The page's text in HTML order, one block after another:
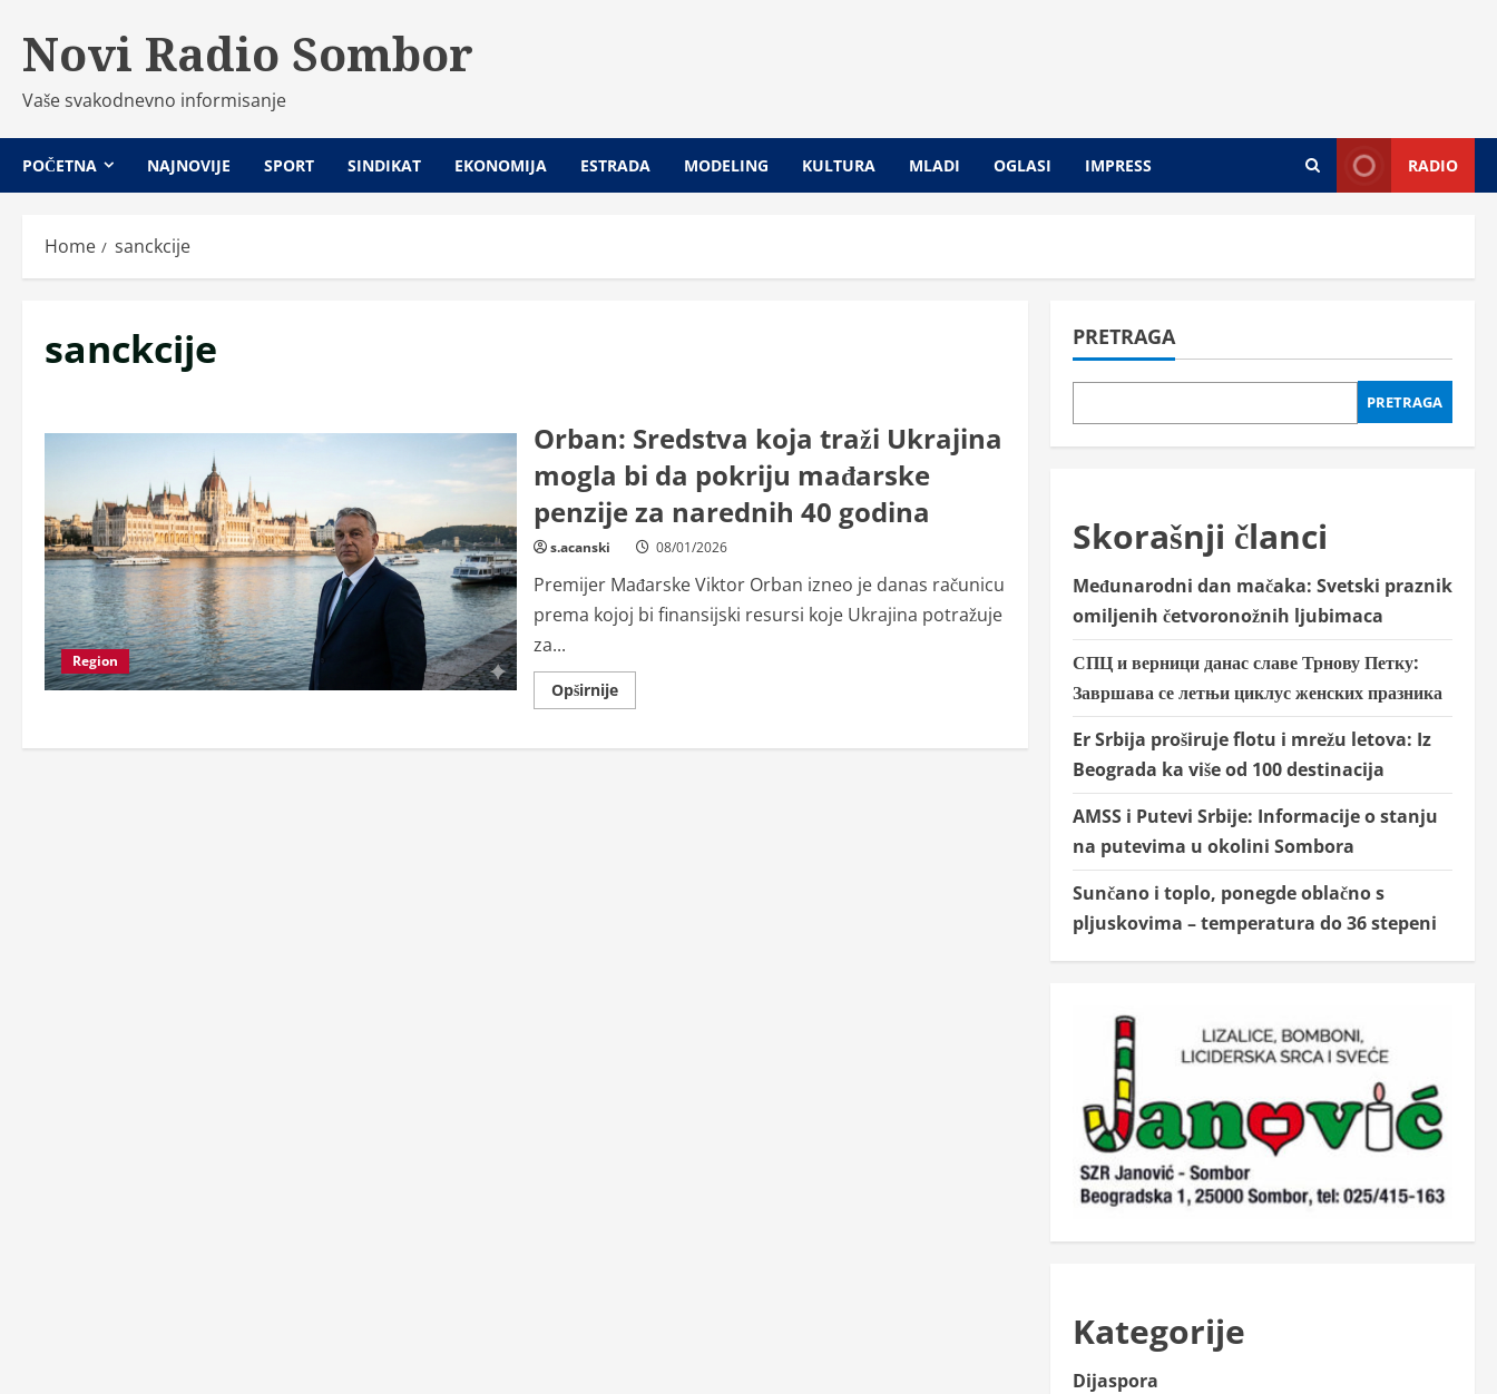
content
Novi Radio Sombor
Vaše svakodnevno informisanje
POČETNA NAJNOVIJE SPORT SINDIKAT EKONOMIJA ESTRADA MODELING KULTURA MLADI OGLASI IMPRESS RADIO
Home sanckcije
sanckcije
Region
Orban: Sredstva koja traži Ukrajina
mogla bi da pokriju mađarske
penzije za narednih 40 godina
s.acanski 08/01/2026
Premijer Mađarske Viktor Orban izneo je danas računicu
prema kojoj bi finansijski resursi koje Ukrajina potražuje
za...
OpširnijeRead
more
Sredstva
PRETRAGA
PRETRAGA
Skorašnji članci
Međunarodni dan mačaka: Svetski praznik
omiljenih četvoronožnih ljubimaca
СПЦ и верници данас славе Трнову Петку:
Завршава се летњи циклус женских празника
Er Srbija proširuje flotu i mrežu letova: Iz
Beograda ka više od 100 destinacija
AMSS i Putevi Srbije: Informacije o stanju
na putevima u okolini Sombora
Sunčano i toplo, ponegde oblačno s
pljuskovima – temperatura do 36 stepeni
Kategorije
Dijaspora